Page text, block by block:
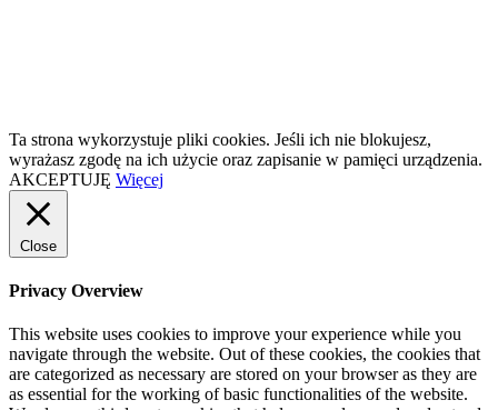
Ta strona wykorzystuje pliki cookies. Jeśli ich nie blokujesz,
wyrażasz zgodę na ich użycie oraz zapisanie w pamięci urządzenia.
AKCEPTUJĘ Więcej
Close
Privacy Overview
This website uses cookies to improve your experience while you
navigate through the website. Out of these cookies, the cookies that
are categorized as necessary are stored on your browser as they are
as essential for the working of basic functionalities of the website.